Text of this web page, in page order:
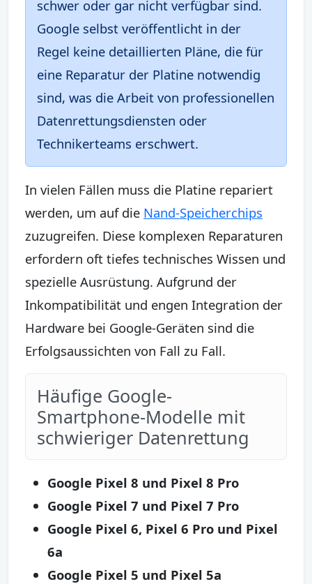
schwer oder gar nicht verfügbar sind.
Google selbst veröffentlicht in der
Regel keine detaillierten Pläne, die für
eine Reparatur der Platine notwendig
sind, was die Arbeit von professionellen
Datenrettungsdiensten oder
Technikerteams erschwert.
In vielen Fällen muss die Platine repariert
werden, um auf die Nand-Speicherchips
zuzugreifen. Diese komplexen Reparaturen
erfordern oft tiefes technisches Wissen und
spezielle Ausrüstung. Aufgrund der
Inkompatibilität und engen Integration der
Hardware bei Google-Geräten sind die
Erfolgsaussichten von Fall zu Fall.
Häufige Google-
Smartphone-Modelle mit
schwieriger Datenrettung
Google Pixel 8 und Pixel 8 Pro
Google Pixel 7 und Pixel 7 Pro
Google Pixel 6, Pixel 6 Pro und Pixel
6a
Google Pixel 5 und Pixel 5a